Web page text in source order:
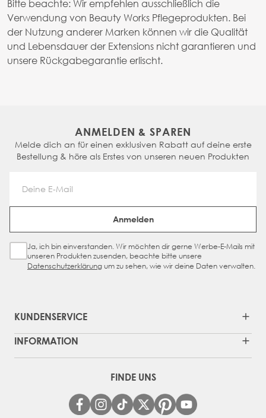
Bitte beachte: Wir empfehlen ausschließlich die
Verwendung von Beauty Works Pflegeprodukten. Bei
der Nutzung anderer Marken können wir die Qualität
und Lebensdauer der Extensions nicht garantieren und
unsere Rückgabegarantie erlischt.
ANMELDEN & SPAREN
Melde dich an für einen exklusiven Rabatt auf deine erste
Bestellung & höre als Erstes von unseren neuen Produkten
Email Address
Anmelden
Sign Up Checkbox
Ja, ich bin einverstanden. Wir möchten dir gerne Werbe-E-Mails mit
unseren Produkten zusenden, beachte bitte unsere
Datenschutzerklärungum zu sehen, wie wir deine Daten verwalten.
KUNDENSERVICE
INFORMATION
FINDE UNS